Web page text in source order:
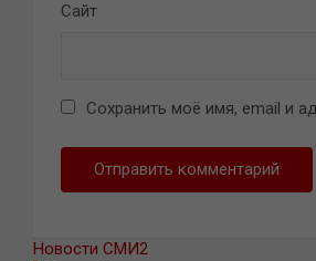
Сайт
Сохранить моё имя, email и
Новости СМИ2